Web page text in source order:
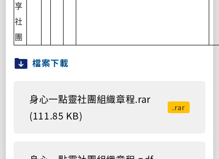
享
社
團
檔案下載
身心一點靈社團組織章程.rar
(111.85 KB)
.rar